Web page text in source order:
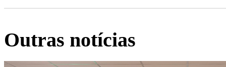
Outras notícias